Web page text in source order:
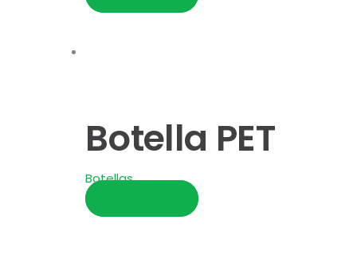
Botella PET
Botellas